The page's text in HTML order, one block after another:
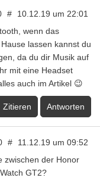
# 10.12.19 um 22:01
wenn das
lassen kannst du
da du dir Musik auf
mit eine Headset
auch im Artikel 😉
Zitieren Antworten
# 11.12.19 um 09:52
zwischen der Honor
GT2?